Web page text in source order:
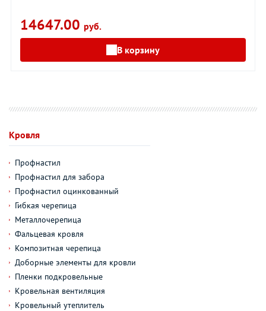
14647.00 руб.
В корзину
Кровля
Профнастил
Профнастил для забора
Профнастил оцинкованный
Гибкая черепица
Металлочерепица
Фальцевая кровля
Композитная черепица
Доборные элементы для кровли
Пленки подкровельные
Кровельная вентиляция
Кровельный утеплитель